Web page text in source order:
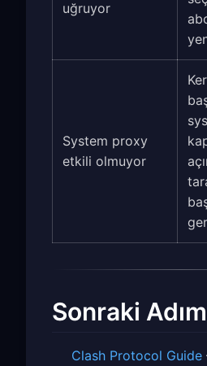
uğruyor
System proxy
etkili olmuyor
Sonraki
Clash Protocol Guide